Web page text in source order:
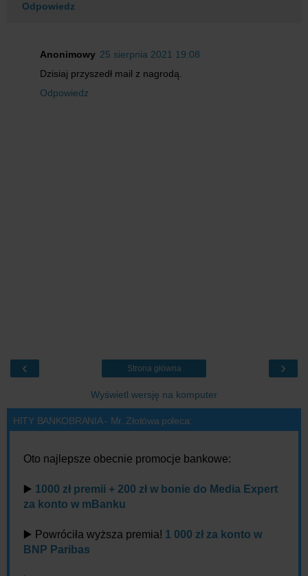
Odpowiedz
Anonimowy 25 sierpnia 2021 19:08
Dzisiaj przyszedł mail z nagrodą.
Odpowiedz
‹ ›
Strona główna
Wyświetl wersję na komputer
HITY BANKOBRANIA - Mr. Złotówa poleca:
Oto najlepsze obecnie promocje bankowe:
▶️ 1000 zł premii + 200 zł w bonie do Media Expert
za konto w mBanku
▶️ Powróciła wyższa premia! 1 000 zł za konto w
BNP Paribas